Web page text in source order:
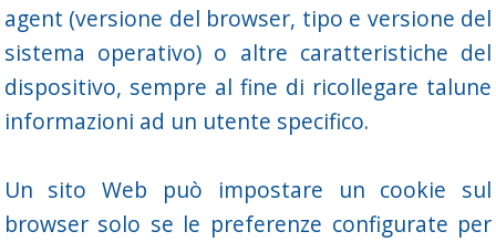
agent (versione del browser, tipo e versione del
sistema operativo) o altre caratteristiche del
dispositivo, sempre al fine di ricollegare talune
informazioni ad un utente specifico.
Un sito Web può impostare un cookie sul
browser solo se le preferenze configurate per